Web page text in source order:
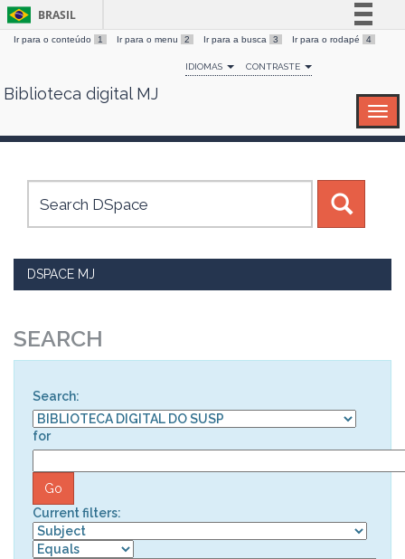
Skip
BRASIL
Simplifique!
Comunica BR
Canais
Ir para o conteúdo 1 Ir para o menu 2 Ir para a busca 3 Ir para o rodapé 4
IDIOMAS CONTRASTE
Biblioteca digital MJ
DSPACE MJ
SEARCH
Search:
for
Current filters: